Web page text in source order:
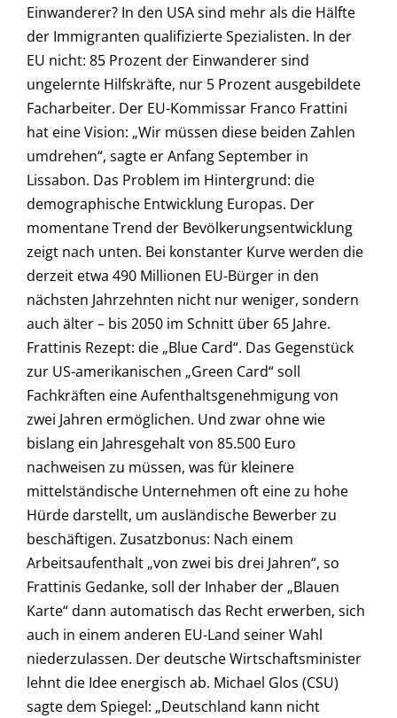
Einwanderer? In den USA sind mehr als die Hälfte
der Immigranten qualifizierte Spezialisten. In der
EU nicht: 85 Prozent der Einwanderer sind
ungelernte Hilfskräfte, nur 5 Prozent ausgebildete
Facharbeiter. Der EU-Kommissar Franco Frattini
hat eine Vision: „Wir müssen diese beiden Zahlen
umdrehen“, sagte er Anfang September in
Lissabon. Das Problem im Hintergrund: die
demographische Entwicklung Europas. Der
momentane Trend der Bevölkerungsentwicklung
zeigt nach unten. Bei konstanter Kurve werden die
derzeit etwa 490 Millionen EU-Bürger in den
nächsten Jahrzehnten nicht nur weniger, sondern
auch älter – bis 2050 im Schnitt über 65 Jahre.
Frattinis Rezept: die „Blue Card“. Das Gegenstück
zur US-amerikanischen „Green Card“ soll
Fachkräften eine Aufenthaltsgenehmigung von
zwei Jahren ermöglichen. Und zwar ohne wie
bislang ein Jahresgehalt von 85.500 Euro
nachweisen zu müssen, was für kleinere
mittelständische Unternehmen oft eine zu hohe
Hürde darstellt, um ausländische Bewerber zu
beschäftigen. Zusatzbonus: Nach einem
Arbeitsaufenthalt „von zwei bis drei Jahren“, so
Frattinis Gedanke, soll der Inhaber der „Blauen
Karte“ dann automatisch das Recht erwerben, sich
auch in einem anderen EU-Land seiner Wahl
niederzulassen. Der deutsche Wirtschaftsminister
lehnt die Idee energisch ab. Michael Glos (CSU)
sagte dem Spiegel: „Deutschland kann nicht